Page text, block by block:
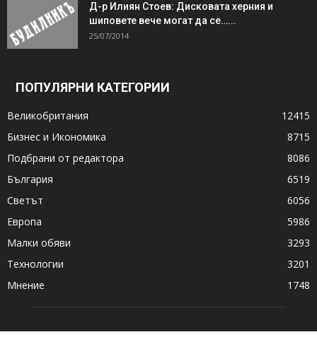
Д-р Илиян Стоев: Дисковата херния и
шиповете вече могат да се…...
25/07/2014
ПОПУЛЯРНИ КАТЕГОРИИ
Великобритания
12415
Бизнес и Икономика
8715
Подбрани от редактора
8086
България
6519
Светът
6056
Европа
5986
Малки обяви
3293
Технологии
3201
Мнение
1748